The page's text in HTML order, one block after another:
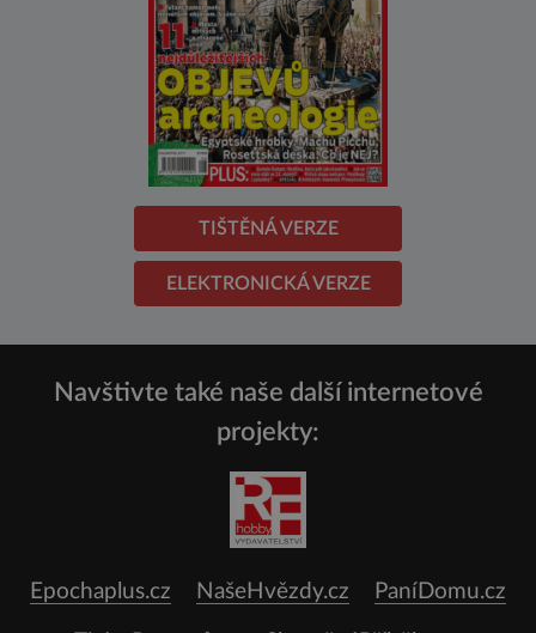
TIŠTĚNÁ VERZE
ELEKTRONICKÁ VERZE
Navštivte také naše další internetové
projekty:
Epochaplus.cz NašeHvězdy.cz PaníDomu.cz